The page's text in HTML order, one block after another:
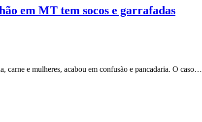
em MT tem socos e garrafadas
carne e mulheres, acabou em confusão e pancadaria. O caso…